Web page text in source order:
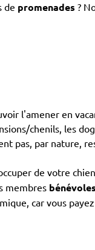
de promenades ?
l'amener en
chenils, les
pas, par nature,
de votre
membres bénévoles
car vous